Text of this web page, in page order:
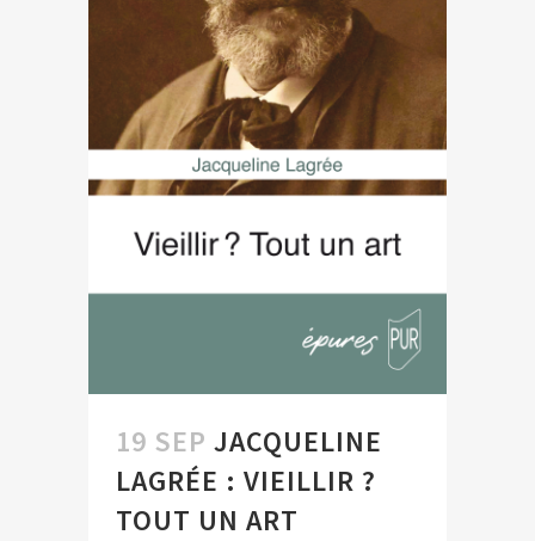
19 SEP JACQUELINE
LAGRÉE : VIEILLIR ?
TOUT UN ART